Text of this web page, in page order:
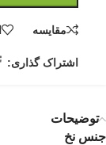
مقایسه
اشتراک گذاری:
توضیحات
جنس نخ